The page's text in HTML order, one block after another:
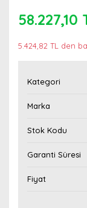
58.227,10
5.424,82 TL den
Kategori
Marka
Stok Kodu
Garanti Süresi
Fiyat